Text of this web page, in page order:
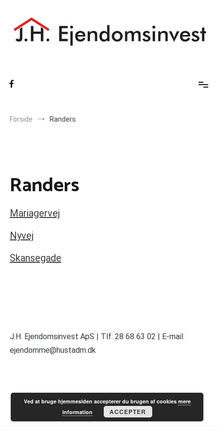
indhold
Forside Randers
Randers
Mariagervej
Nyvej
Skansegade
J.H. Ejendomsinvest ApS | Tlf: 28 68 63 02 | E-mail:
ejendomme@hustadm.dk
Ved at bruge hjemmesiden accepterer du brugen af cookies mere
information
ACCEPTER